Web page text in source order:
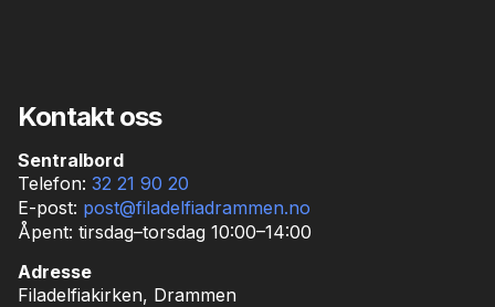
Kontakt oss
Sentralbord
Telefon: 32 21 90 20
E-post: post@filadelfiadrammen.no
Åpent: tirsdag–torsdag 10:00–14:00
Adresse
Filadelfiakirken, Drammen